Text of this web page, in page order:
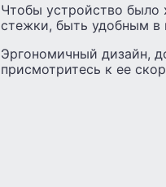
Чтобы устройство было
стежки, быть удобным в
Эргономичный дизайн,
присмотритесь к ее